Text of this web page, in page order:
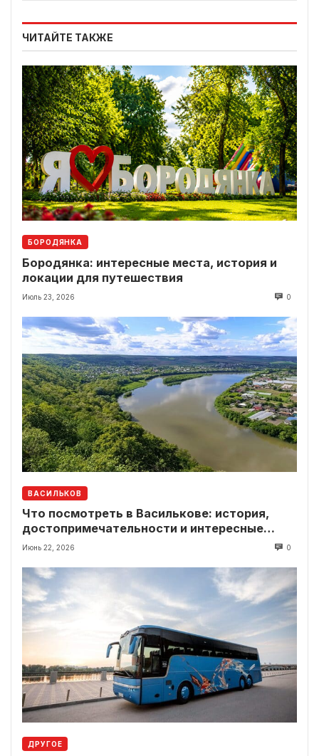
ЧИТАЙТЕ ТАКЖЕ
БОРОДЯНКА
Бородянка: интересные места, история и
локации для путешествия
Июль 23, 2026 0
ВАСИЛЬКОВ
Что посмотреть в Василькове: история,
достопримечательности и интересные
локации рядом
Июнь 22, 2026 0
ДРУГОЕ